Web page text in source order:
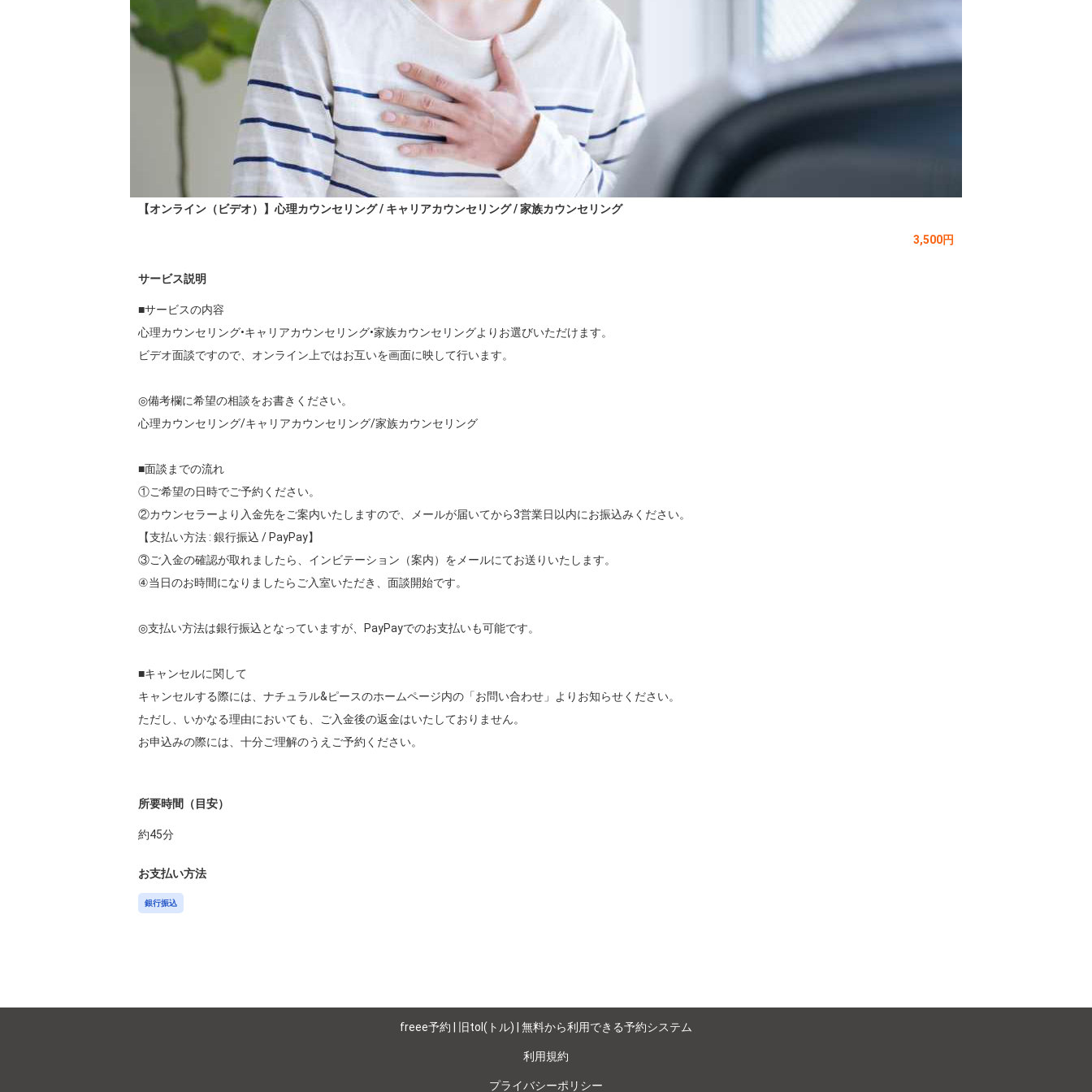
【オンライン（ビデオ）】心理カウンセリング / キャリアカウンセリング / 家族カウンセリング
3,500円
サービス説明
■サービスの内容
心理カウンセリング•キャリアカウンセリング•家族カウンセリングよりお選びいただけます。
ビデオ面談ですので、オンライン上ではお互いを画面に映して行います。
◎備考欄に希望の相談をお書きください。
心理カウンセリング/キャリアカウンセリング/家族カウンセリング
■面談までの流れ
①ご希望の日時でご予約ください。
②カウンセラーより入金先をご案内いたしますので、メールが届いてから3営業日以内にお振込みください。
【支払い方法 : 銀行振込 / PayPay】
③ご入金の確認が取れましたら、インビテーション（案内）をメールにてお送りいたします。
④当日のお時間になりましたらご入室いただき、面談開始です。
◎支払い方法は銀行振込となっていますが、PayPayでのお支払いも可能です。
■キャンセルに関して
キャンセルする際には、ナチュラル&ピースのホームページ内の「お問い合わせ」よりお知らせください。
ただし、いかなる理由においても、ご入金後の返金はいたしておりません。
お申込みの際には、十分ご理解のうえご予約ください。
所要時間（目安）
約45分
お支払い方法
銀行振込
freee予約 | 旧tol(トル) | 無料から利用できる予約システム
利用規約
プライバシーポリシー